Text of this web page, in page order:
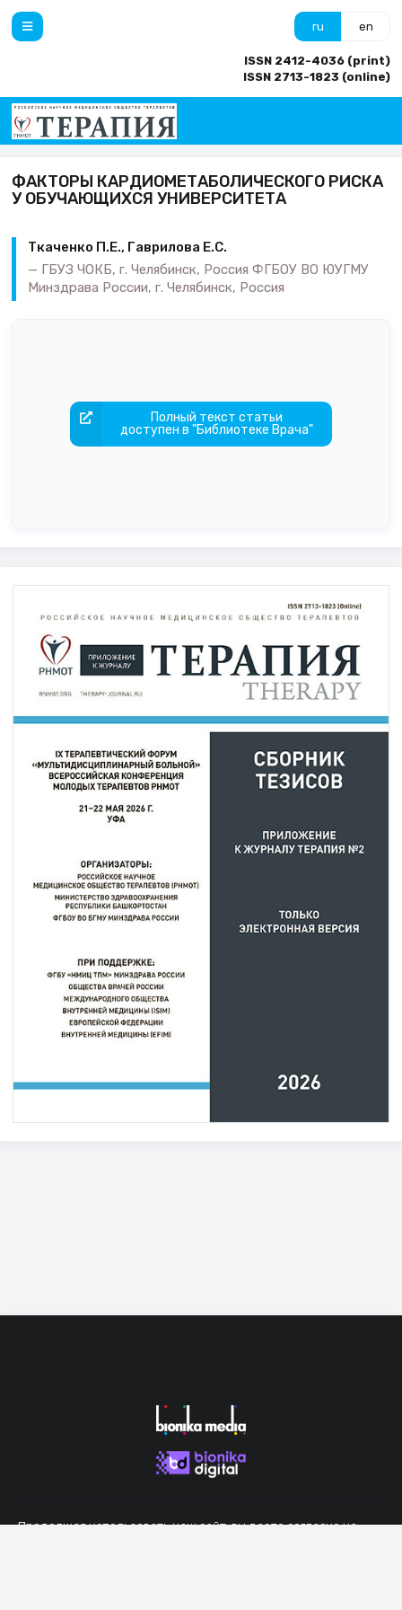
ru en
ISSN 2412-4036 (print)
ISSN 2713-1823 (online)
ФАКТОРЫ КАРДИОМЕТАБОЛИЧЕСКОГО РИСКА
У ОБУЧАЮЩИХСЯ УНИВЕРСИТЕТА
Ткаченко П.Е., Гаврилова Е.С.
ГБУЗ ЧОКБ, г. Челябинск, Россия ФГБОУ ВО ЮУГМУ
Минздрава России, г. Челябинск, Россия
Полный текст статьи
доступен в "Библиотеке Врача"
Продолжая использовать наш сайт, вы даете согласие на